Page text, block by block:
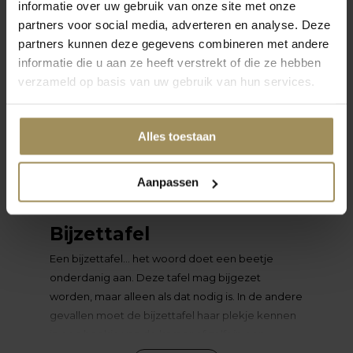
informatie over uw gebruik van onze site met onze
partners voor social media, adverteren en analyse. Deze
partners kunnen deze gegevens combineren met andere
informatie die u aan ze heeft verstrekt of die ze hebben
verzameld op basis van uw gebruik van hun services.
Alles toestaan
Aanpassen
oktober 2024
Keramische
Tafelbladen: Stevig,
aan
Bijzettafel
Een bijzettafel… het woord doet een beetje
onderdanig aan. Deze tafel mag bijgezet
worden, maar alleen als dat nodig is. In de andere
gevallen moet de bijzettafel haar plekje kennen